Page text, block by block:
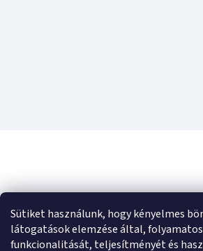
Sütiket használunk, hogy kényelmes
látogatások elemzése által,
funkcionalitását, teljesítményét és